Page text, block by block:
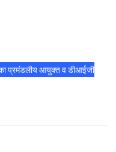
का प्रमंडलीय आयुक्त व डीआईजी